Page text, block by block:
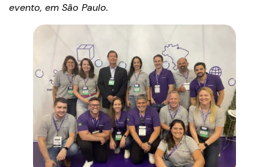
evento, em São Paulo.